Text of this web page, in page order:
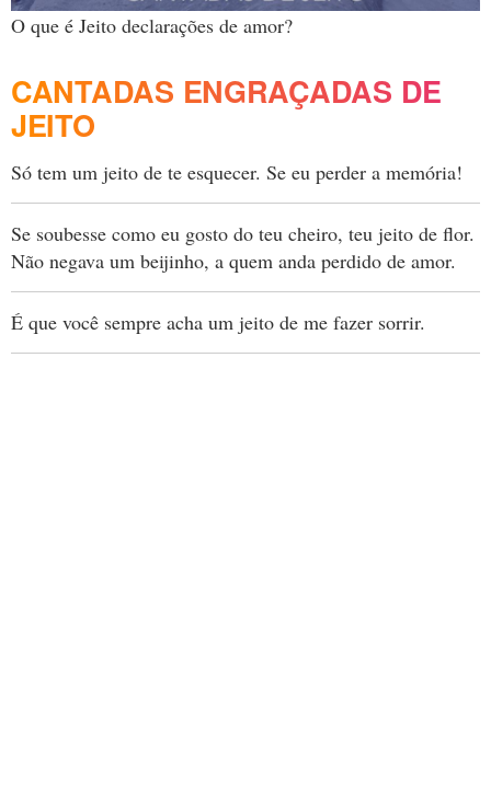
O que é Jeito declarações de amor?
CANTADAS ENGRAÇADAS DE
JEITO
Só tem um jeito de te esquecer. Se eu perder a memória!
Se soubesse como eu gosto do teu cheiro, teu jeito de flor.
Não negava um beijinho, a quem anda perdido de amor.
É que você sempre acha um jeito de me fazer sorrir.